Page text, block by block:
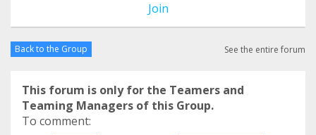
Join
Back to the Group See the entire forum
This forum is only for the Teamers and
Teaming Managers of this Group.
To comment: